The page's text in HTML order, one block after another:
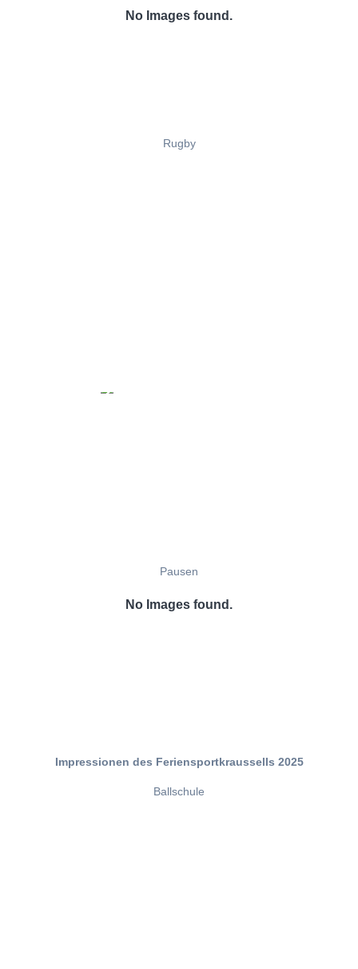
No Images found.
Rugby
Pausen
No Images found.
Impressionen des Feriensportkraussells 2025
Ballschule